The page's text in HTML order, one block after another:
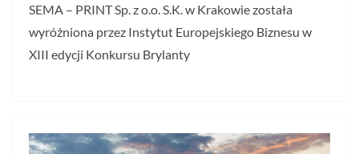
SEMA – PRINT Sp. z o.o. S.K. w Krakowie została
wyróżniona przez Instytut Europejskiego Biznesu w
XIII edycji Konkursu Brylanty